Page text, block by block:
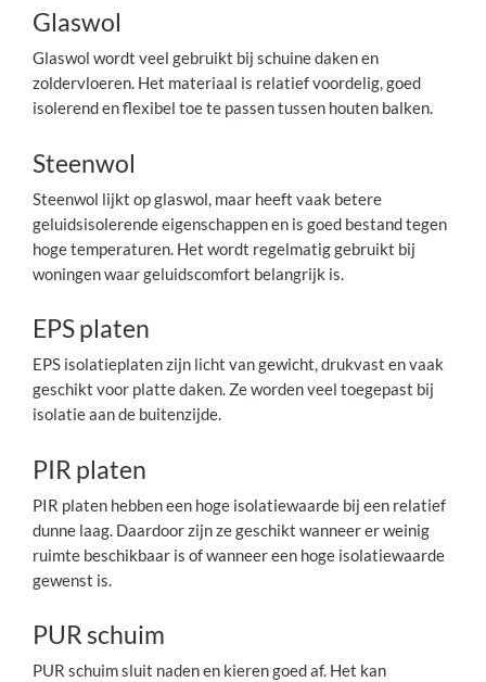
Glaswol
Glaswol wordt veel gebruikt bij schuine daken en
zoldervloeren. Het materiaal is relatief voordelig, goed
isolerend en flexibel toe te passen tussen houten balken.
Steenwol
Steenwol lijkt op glaswol, maar heeft vaak betere
geluidsisolerende eigenschappen en is goed bestand tegen
hoge temperaturen. Het wordt regelmatig gebruikt bij
woningen waar geluidscomfort belangrijk is.
EPS platen
EPS isolatieplaten zijn licht van gewicht, drukvast en vaak
geschikt voor platte daken. Ze worden veel toegepast bij
isolatie aan de buitenzijde.
PIR platen
PIR platen hebben een hoge isolatiewaarde bij een relatief
dunne laag. Daardoor zijn ze geschikt wanneer er weinig
ruimte beschikbaar is of wanneer een hoge isolatiewaarde
gewenst is.
PUR schuim
PUR schuim sluit naden en kieren goed af. Het kan